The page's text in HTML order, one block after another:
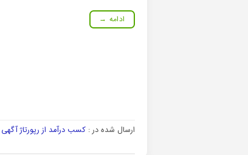
ادامه →
ارسال شده در :کسب درآمد از رپورتاژ